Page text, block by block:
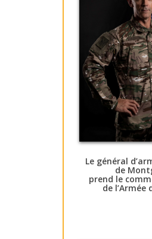
Le général
de
prend le
de l’Armée